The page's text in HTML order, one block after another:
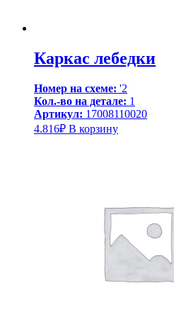
Каркас лебедки
Номер на схеме: '2
Кол.-во на детале: 1
Артикул: 17008110020
4.816₽ В корзину